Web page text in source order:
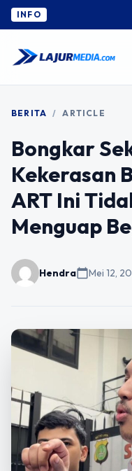
INFO
BERITA / ARTICLE
Bongkar
Kekerasan
ART Ini
Menguap
Hendracalendar_todayMei 12,